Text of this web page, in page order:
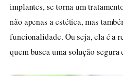
implantes, se torna um
não apenas a estética, mas
funcionalidade. Ou seja, ela é a
quem busca uma solução segura